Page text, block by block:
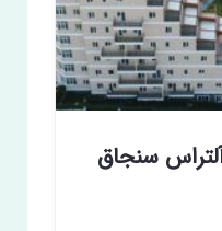
سنجاق